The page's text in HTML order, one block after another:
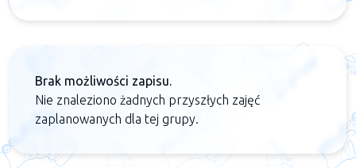
Brak możliwości zapisu.
Nie znaleziono żadnych przyszłych zajęć
zaplanowanych dla tej grupy.